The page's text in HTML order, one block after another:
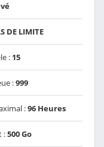
DE LIMITE
: 15
:999
:96 Heures
:500 Go